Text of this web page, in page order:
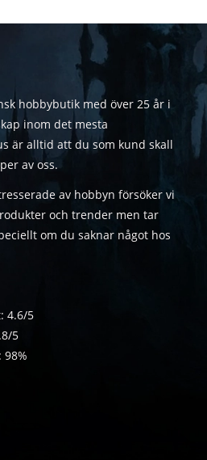
hobbybutik med över 25 år i
inom det mesta
är alltid att du som kund skall
av oss.
av hobbyn försöker vi
och trender men tar
om du saknar något hos
4.6/5
5
98%